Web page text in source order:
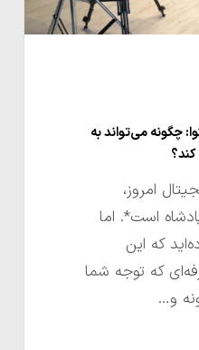
چگونه می‌تواند به
امروز،
است*. اما
که این
که توجه شما
و…